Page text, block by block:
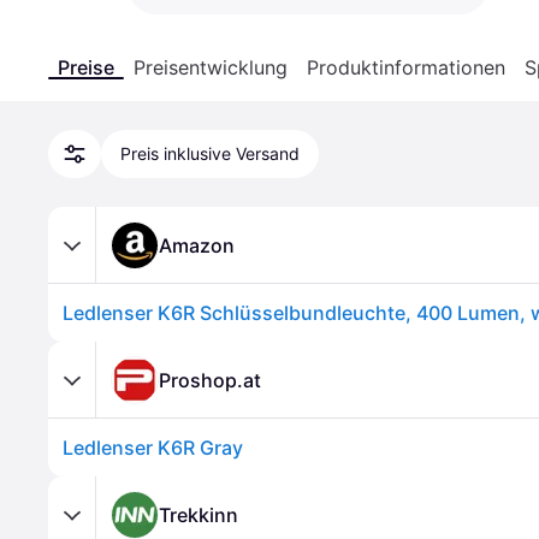
Preise Preisentwicklung Produktinformationen
Preis inklusive Versand
Amazon
Proshop.at
Ledlenser K6R Gray
Trekkinn